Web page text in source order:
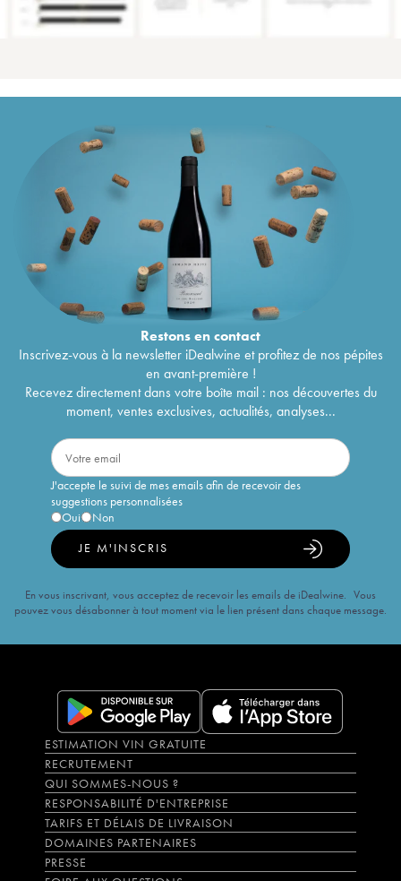
Restons encontact
Inscrivez-vous à la newsletter iDealwine et profitez de nos pépites
en avant-première !
Recevez directement dans votre boîte mail : nos découvertes du
moment, ventes exclusives, actualités, analyses...
J'accepte le suivi de mes emails afin de recevoir des
suggestions personnalisées
Oui
Non
JE M'INSCRIS
En vous inscrivant, vous acceptez de recevoir les emails de iDealwine. Vous
pouvez vous désabonner à tout moment via le lien présent dans chaque message.
ESTIMATION VIN GRATUITE
RECRUTEMENT
QUI SOMMES-NOUS ?
RESPONSABILITÉ D'ENTREPRISE
TARIFS ET DÉLAIS DE LIVRAISON
DOMAINES PARTENAIRES
PRESSE